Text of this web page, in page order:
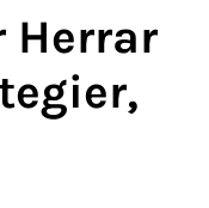
Herrar